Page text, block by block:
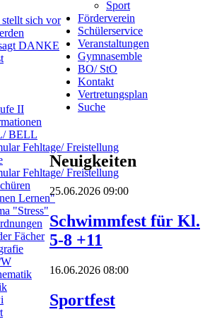
sich vor
DANKE
II
BELL
Fehltage/ Freistellung
Fehltage/ Freistellung
Lernen"
"Stress"
Fächer
Sport
Förderverein
Schülerservice
Veranstaltungen
Gymnasemble
BO/ StO
Kontakt
Vertretungsplan
Suche
Neuigkeiten
25.06.2026 09:00
Schwimmfest für Kl.
5-8 +11
16.06.2026 08:00
Sportfest